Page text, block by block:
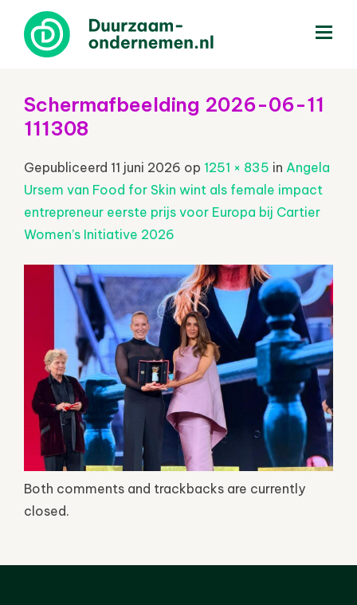
Schermafbeelding 2026-06-11
111308
Gepubliceerd 11 juni 2026 op 1251 × 835 in Angela
Ursem van Food for Skin wint als female impact
entrepreneur eerste prijs voor Europa bij Cartier
Women’s Initiative 2026
Both comments and trackbacks are currently
closed.